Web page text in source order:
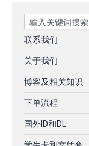
Search
联系我们
关于我们
博客及相关知识
下单流程
国外ID和DL